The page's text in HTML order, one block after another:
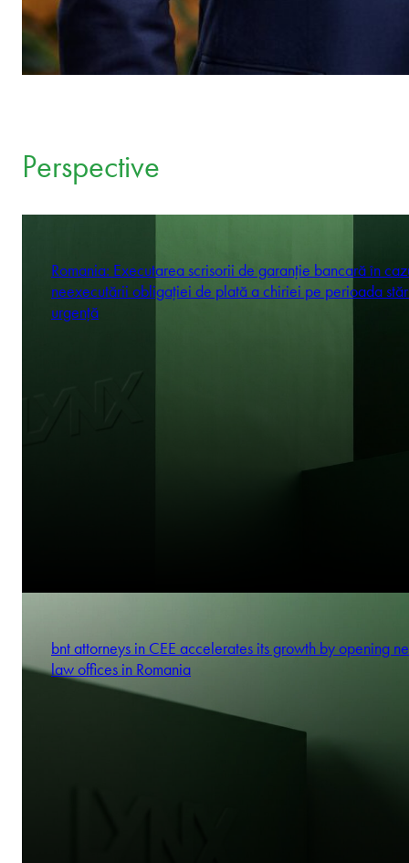
Perspective
Romania: Executarea scrisorii de garanție bancară în
neexecutării obligației de plată a chiriei pe perioada
urgență
bnt attorneys in CEE accelerates its growth by opening
law offices in Romania